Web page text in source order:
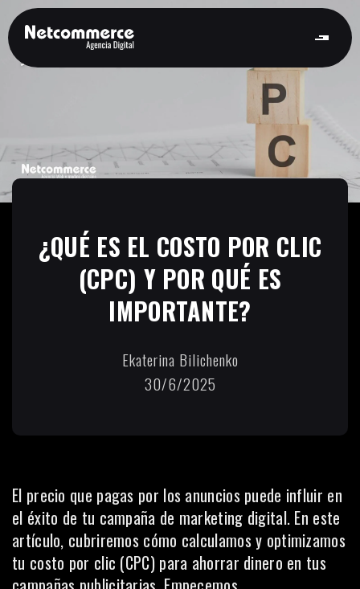
¿QUÉ ES EL COSTO POR CLIC
(CPC) Y POR QUÉ ES
IMPORTANTE?
Ekaterina Bilichenko
30/6/2025
El precio que pagas por los anuncios puede influir en
el éxito de tu campaña de marketing digital. En este
artículo, cubriremos cómo calculamos y optimizamos
tu costo por clic (CPC) para ahorrar dinero en tus